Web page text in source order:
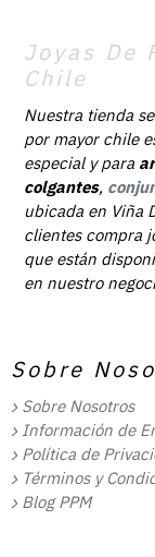
Joyas De
Chile
Nuestra tienda
por mayor chile
especial y para
colgantes,
ubicada en Viña
clientes compra
que están
en nuestro
Sobre
Sobre Nosotros
Información de
Política de
Términos y
Blog PPM